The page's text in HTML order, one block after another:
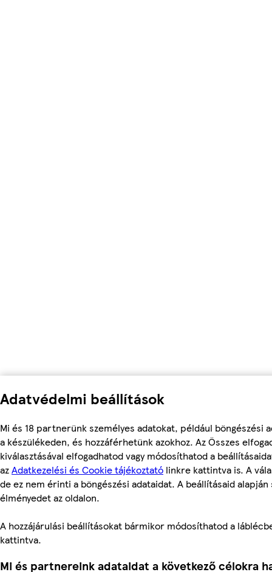
Adatvédelmi beállítások
Mi és 18 partnerünk személyes adatokat, például böngészési
a készülékeden, és hozzáférhetünk azokhoz. Az Összes
kiválasztásával elfogadhatod vagy módosíthatod a
azAdatkezelési és Cookie tájékoztató linkre kattintva is. A
de ez nem érinti a böngészési adataidat. A beállításaid
élményedet az oldalon.
A hozzájárulási beállításokat bármikor módosíthatod a
kattintva.
Mi és partnereink adataidat a következő célokra